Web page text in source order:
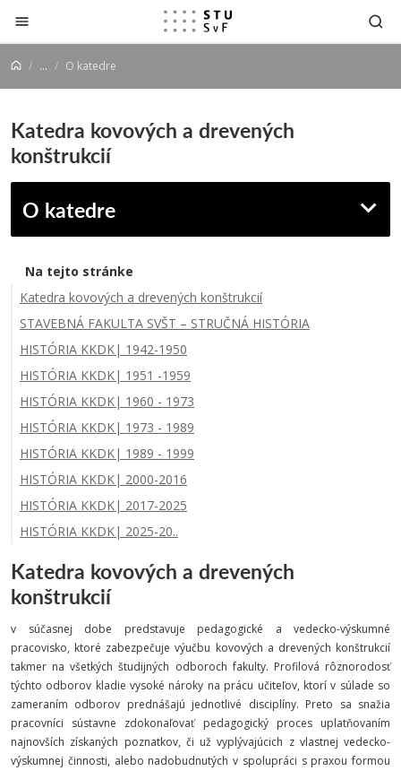
Prejsť na obsah
... O katedre
Katedra kovových a drevených
konštrukcií
O katedre
Na tejto stránke
Katedra kovových a drevených konštrukcií
STAVEBNÁ FAKULTA SVŠT – STRUČNÁ HISTÓRIA
HISTÓRIA KKDK| 1942-1950
HISTÓRIA KKDK| 1951 -1959
HISTÓRIA KKDK| 1960 - 1973
HISTÓRIA KKDK| 1973 - 1989
HISTÓRIA KKDK| 1989 - 1999
HISTÓRIA KKDK| 2000-2016
HISTÓRIA KKDK| 2017-2025
HISTÓRIA KKDK| 2025-20..
Katedra kovových a drevených
konštrukcií
v súčasnej dobe predstavuje pedagogické a vedecko-výskumné
pracovisko, ktoré zabezpečuje výučbu kovových a drevených konštrukcií
takmer na všetkých študijných odboroch fakulty. Profilová rôznorodosť
týchto odborov kladie vysoké nároky na prácu učiteľov, ktorí v súlade so
zameraním odborov prednášajú jednotlivé disciplíny. Preto sa snažia
pracovníci sústavne zdokonaľovať pedagogický proces uplatňovaním
najnovších získaných poznatkov, či už vyplývajúcich z vlastnej vedecko-
výskumnej činnosti, alebo nadobudnutých v spolupráci s praxou formou